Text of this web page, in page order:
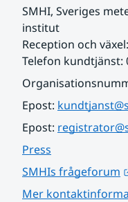
SMHI, Sveriges
institut
Reception och
Telefon kundtjänst:
Epost:
Epost:
Press
SMHIs frågeforum
Mer